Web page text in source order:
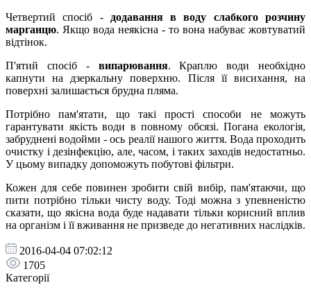
Четвертий спосіб -додавання в воду слабкого розчину
марганцю. Якщо вода неякісна - то вона набуває жовтуватий
відтінок.
П'ятий спосіб - випарювання. Краплю води необхідно
капнути на дзеркальну поверхню. Після її висихання, на
поверхні залишається брудна пляма.
Потрібно пам'ятати, що такі прості способи не можуть
гарантувати якість води в повному обсязі. Погана екологія,
забруднені водойми - ось реалії нашого життя. Вода проходить
очистку і дезінфекцію, але, часом, і таких заходів недостатньо.
У цьому випадку допоможуть побутові фільтри.
Кожен для себе повинен зробити свій вибір, пам'ятаючи, що
пити потрібно тільки чисту воду. Тоді можна з упевненістю
сказати, що якісна вода буде надавати тільки корисний вплив
на організм і її вживання не призведе до негативних наслідків.
2016-04-04 07:02:12
1705
Категорії